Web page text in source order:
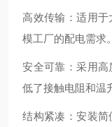
高效传输‌：适用
模工厂的配电需求‌。
安全可靠‌：采用
低了接触电阻和温
结构紧凑‌：安装简